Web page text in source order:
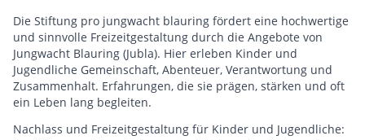
Die Stiftung pro jungwacht blauring fördert eine hochwertige
und sinnvolle Freizeitgestaltung durch die Angebote von
Jungwacht Blauring (Jubla). Hier erleben Kinder und
Jugendliche Gemeinschaft, Abenteuer, Verantwortung und
Zusammenhalt. Erfahrungen, die sie prägen, stärken und oft
ein Leben lang begleiten.
Nachlass und Freizeitgestaltung für Kinder und Jugendliche: